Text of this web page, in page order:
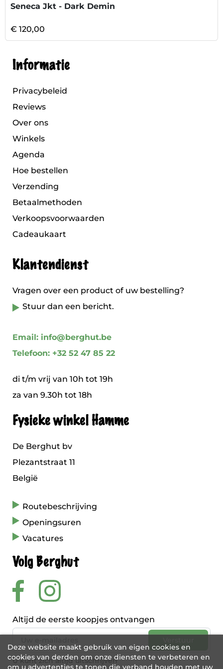
Seneca Jkt - Dark Demin
€ 120,00
Informatie
Privacybeleid
Reviews
Over ons
Winkels
Agenda
Hoe bestellen
Verzending
Betaalmethoden
Verkoopsvoorwaarden
Cadeaukaart
Klantendienst
Vragen over een product of uw bestelling?
Stuur dan een bericht.
Email: info@berghut.be
Telefoon: +32 52 47 85 22
di t/m vrij van 10h tot 19h
za van 9.30h tot 18h
Fysieke winkel Hamme
De Berghut bv
Plezantstraat 11
België
Routebeschrijving
Openingsuren
Vacatures
Volg Berghut
Altijd de eerste koopjes ontvangen
U kunt zich altijd uitschrijven
Deze website maakt gebruik van eigen cookies en
cookies van derden om onze diensten te verbeteren en
om u advertenties te tonen die verband houden met uw